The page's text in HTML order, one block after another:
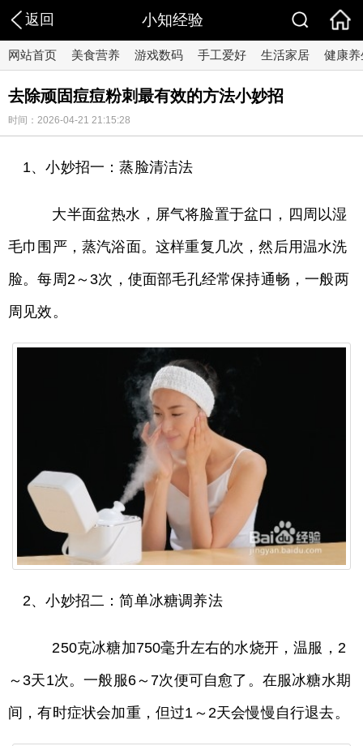
返回 小知经验
网站首页 美食营养 游戏数码 手工爱好 生活家居 健康养
去除顽固痘痘粉刺最有效的方法小妙招
时间：2026-04-21 21:15:28
1、小妙招一：蒸脸清洁法
大半面盆热水，屏气将脸置于盆口，四周以湿
毛巾围严，蒸汽浴面。这样重复几次，然后用温水洗
脸。每周2～3次，使面部毛孔经常保持通畅，一般两
周见效。
2、小妙招二：简单冰糖调养法
250克冰糖加750毫升左右的水烧开，温服，2
～3天1次。一般服6～7次便可自愈了。在服冰糖水期
间，有时症状会加重，但过1～2天会慢慢自行退去。